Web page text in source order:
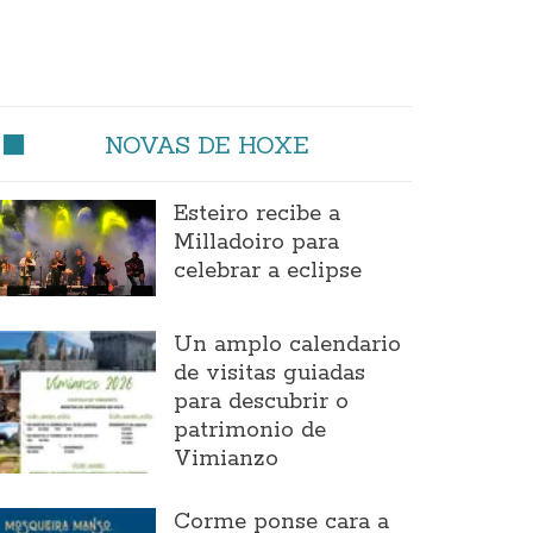
NOVAS DE HOXE
Esteiro recibe a
Milladoiro para
celebrar a eclipse
Un amplo calendario
de visitas guiadas
para descubrir o
patrimonio de
Vimianzo
Corme ponse cara a